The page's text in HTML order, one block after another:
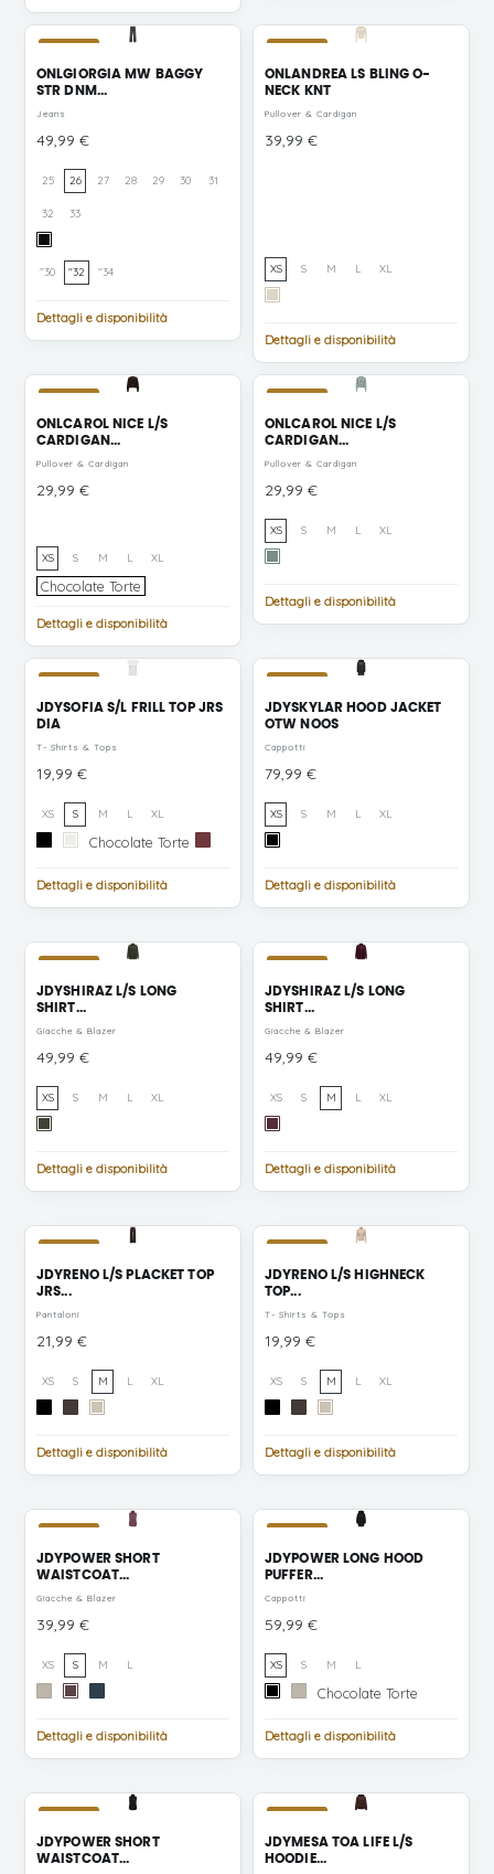
ONLGIORGIA MW BAGGY
STR DNM...
Jeans
Prezzo
49,99 €
25 26 27 28 29 30 31
32 33
Washed
Black
"30 "32 "34
Dettagli e disponibilità
ONLANDREA LS BLING O-
NECK KNT
Pullover & Cardigan
Prezzo
39,99 €
XS S M L XL
Birch
Bling
Dettagli e disponibilità
ONLCAROL NICE L/S
CARDIGAN...
Pullover & Cardigan
Prezzo
29,99 €
XS S M L XL
Chocolate Torte
Dettagli e disponibilità
ONLCAROL NICE L/S
CARDIGAN...
Pullover & Cardigan
Prezzo
29,99 €
XS S M L XL
Chinois
Dettagli e disponibilità
JDYSOFIA S/L FRILL TOP JRS
DIA
T- Shirts & Tops
Prezzo
19,99 €
XS S M L XL
Danzatrice
nuvole
Chocolate Torte
Dettagli e disponibilità
JDYSKYLAR HOOD JACKET
OTW NOOS
Cappotti
Prezzo
79,99 €
XS S M L XL
Black
Dettagli e disponibilità
JDYSHIRAZ L/S LONG
SHIRT...
Giacche & Blazer
Prezzo
49,99 €
XS S M L XL
Forest
Dettagli e disponibilità
JDYSHIRAZ L/S LONG
SHIRT...
Giacche & Blazer
Prezzo
49,99 €
XS S M L XL
Fig
Dettagli e disponibilità
JDYRENO L/S PLACKET TOP
JRS...
Pantaloni
Prezzo
21,99 €
XS S M L XL
MulchOatmeal
Dettagli e disponibilità
JDYRENO L/S HIGHNECK
TOP...
T- Shirts & Tops
Prezzo
19,99 €
XS S M L XL
MulchOatmeal
Dettagli e disponibilità
JDYPOWER SHORT
WAISTCOAT...
Giacche & Blazer
Prezzo
39,99 €
XS S M L
SilverHuckleberry
Dettagli e disponibilità
JDYPOWER LONG HOOD
PUFFER...
Cappotti
Prezzo
59,99 €
XS S M L
nero SilverChocolate Torte
Dettagli e disponibilità
JDYPOWER SHORT
WAISTCOAT...
JDYMESA TOA LIFE L/S
HOODIE...